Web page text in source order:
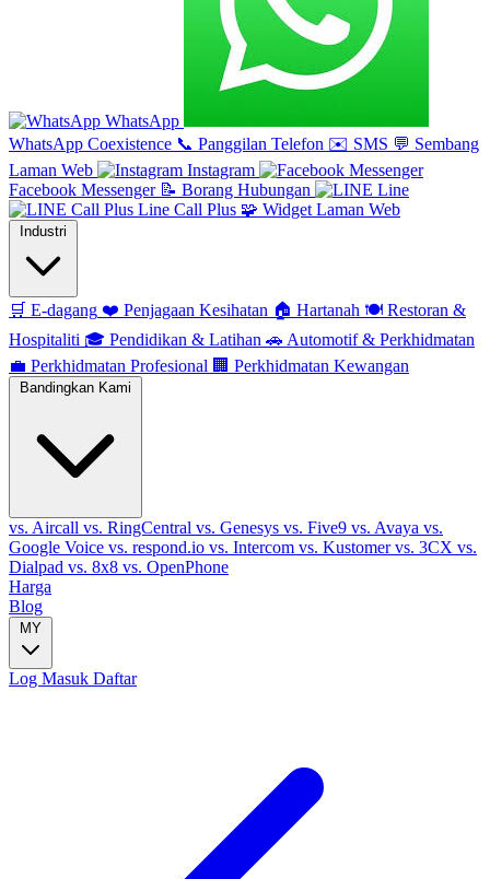
WhatsApp
WhatsApp Coexistence 📞 Panggilan Telefon ✉️ SMS 💬 Sembang
Laman Web
Instagram
Facebook Messenger 📝 Borang Hubungan
Line
Line Call Plus 🧩 Widget Laman Web
Industri
🛒 E-dagang ❤️ Penjagaan Kesihatan 🏠 Hartanah 🍽️ Restoran &
Hospitaliti 🎓 Pendidikan & Latihan 🚗 Automotif & Perkhidmatan
💼 Perkhidmatan Profesional 🏢 Perkhidmatan Kewangan
Bandingkan Kami
vs. Aircall vs. RingCentral vs. Genesys vs. Five9 vs. Avaya vs.
Google Voice vs. respond.io vs. Intercom vs. Kustomervs. 3CX vs.
Dialpad vs. 8x8 vs. OpenPhone
Harga
Blog
MY
Log Masuk Daftar